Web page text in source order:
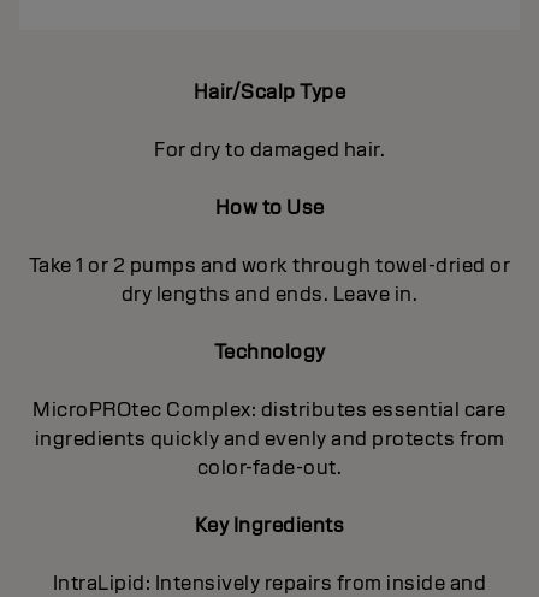
Hair/Scalp Type
For dry to damaged hair.
How to Use
Take 1 or 2 pumps and work through towel-dried or
dry lengths and ends. Leave in.
Technology
MicroPROtec Complex: distributes essential care
ingredients quickly and evenly and protects from
color-fade-out.
Key Ingredients
IntraLipid: Intensively repairs from inside and